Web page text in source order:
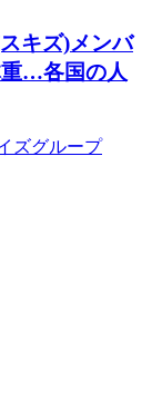
キズ)メンバ
…各国の人
ズグループ